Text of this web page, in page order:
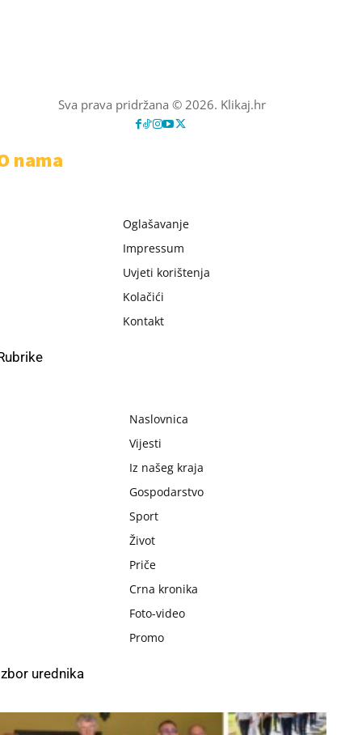
Sva prava pridržana © 2026. Klikaj.hr
nama
Oglašavanje
Impressum
Uvjeti korištenja
Kolačići
Kontakt
Naslovnica
Vijesti
Iz našeg kraja
Gospodarstvo
Sport
Život
Priče
Crna kronika
Foto-video
Promo
urednika